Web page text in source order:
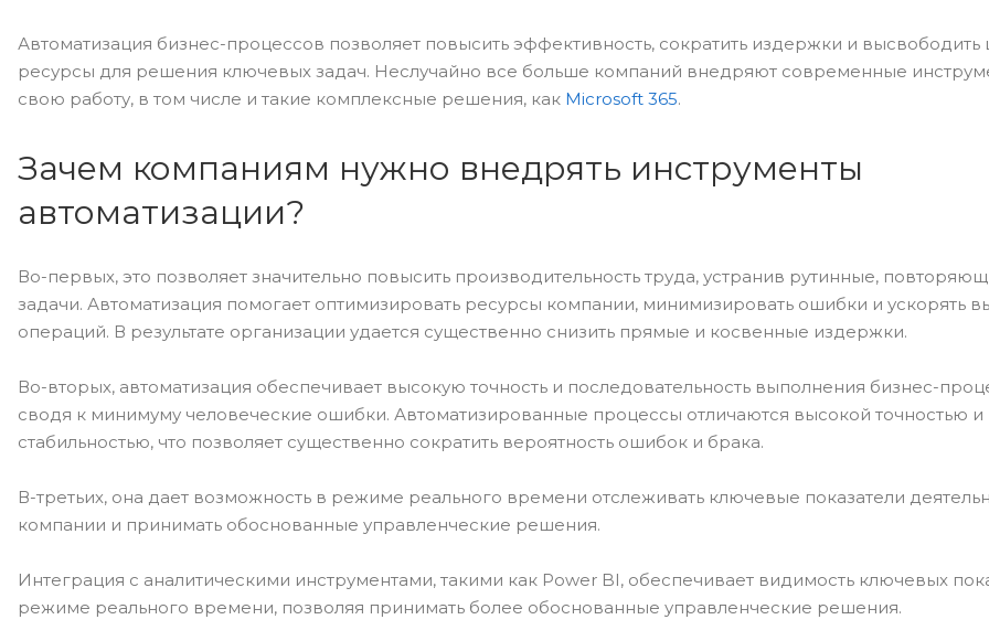
Автоматизация бизнес-процессов позволяет повысить эффективность, сократить издержки и высвободить
ресурсы для решения ключевых задач. Неслучайно все больше компаний внедряют современные
свою работу, в том числе и такие комплексные решения, как Microsoft 365.
Зачем компаниям нужно внедрять инструменты
автоматизации?
Во-первых, это позволяет значительно повысить производительность труда, устранив рутинные,
задачи. Автоматизация помогает оптимизировать ресурсы компании, минимизировать ошибки и ускорять
операций. В результате организации удается существенно снизить прямые и косвенные издержки.
Во-вторых, автоматизация обеспечивает высокую точность и последовательность выполнения бизнес-
сводя к минимуму человеческие ошибки. Автоматизированные процессы отличаются высокой точностью и
стабильностью, что позволяет существенно сократить вероятность ошибок и брака.
В-третьих, она дает возможность в режиме реального времени отслеживать ключевые показатели
компании и принимать обоснованные управленческие решения.
Интеграция с аналитическими инструментами, такими как Power BI, обеспечивает видимость ключевых
режиме реального времени, позволяя принимать более обоснованные управленческие решения.